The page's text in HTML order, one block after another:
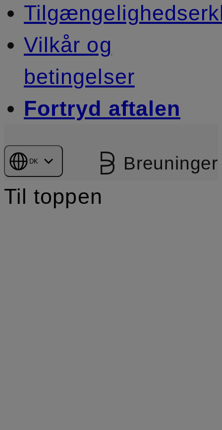
Vilkår og
betingelser
Fortryd aftalen
DK Breuninger
Til toppen